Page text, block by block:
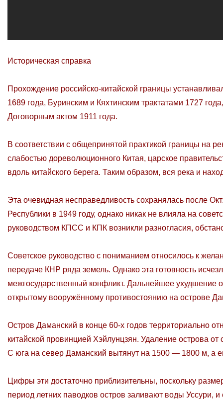
Историческая справка
Прохождение российско-китайской границы
1689 года, Буринским и Кяхтинским трактатами 1727
Договорным актом 1911 года.
В соответствии с общепринятой практикой границы на
слабостью дореволюционного Китая, царское
вдоль китайского берега. Таким образом, вся река и
Эта очевидная несправедливость сохранялась после
Республики в 1949 году, однако никак не влияла на
руководством КПСС и КПК возникли разногласия,
Советское руководство с пониманием относилось к
передаче КНР ряда земель. Однако эта готовность
межгосударственный конфликт. Дальнейшее ухудшение
открытому вооружённому противостоянию на острове
Остров Даманский в конце 60-х годов территориально
китайской провинцией Хэйлунцзян. Удаление острова
С юга на север Даманский вытянут на 1500 — 1800 м, а
Цифры эти достаточно приблизительны, поскольку
период летних паводков остров заливают воды Уссури,